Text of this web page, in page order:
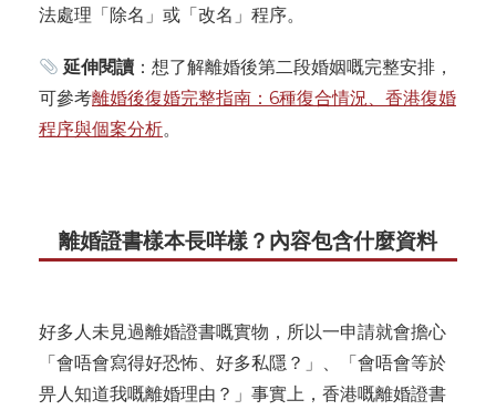
法處理「除名」或「改名」程序。
延伸閱讀 ：想了解離婚後第二段婚姻嘅完整安排，
可參考離婚後復婚完整指南：6種復合情況、香港復婚
程序與個案分析。
離婚證書樣本長咩樣？內容包含什麼資料
好多人未見過離婚證書嘅實物，所以一申請就會擔心
「會唔會寫得好恐怖、好多私隱？」、「會唔會等於
畀人知道我嘅離婚理由？」事實上，香港嘅離婚證書